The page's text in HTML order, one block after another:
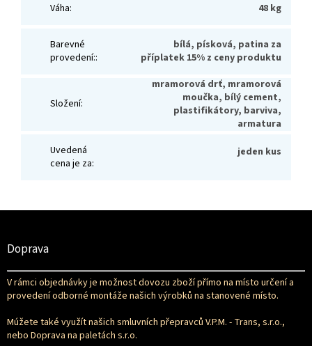
Váha: 48 kg
Barevné
provedení::
bílá, písková, patina za
příplatek 15% z ceny produktu
Složení:
mramorová drť, mramorová
moučka, bílý cement,
plastifikátory, barviva,
armatura
Uvedená
cena je za:
jeden kus
Doprava
V rámci objednávky je možnost dovozu zboží přímo na místo určení a
provedení odborné montáže našich výrobků na stanovené místo.
Múžete také využít našich smluvních přepravců V.P.M. - Trans, s.r.o.,
nebo Doprava na paletách s.r.o.